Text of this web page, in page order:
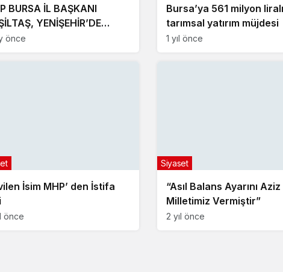
BURSA İL BAŞKANI
YENİŞEHİR’DE
İLE BİR ARAYA
önce
Bursa’ya 561 milyon
tarımsal yatırım müjdesi
1 yıl önce
İsim MHP’ den İstifa
önce
“Asıl Balans Ayarını Aziz
Milletimiz Vermiştir”
Siyaset
2 yıl önce